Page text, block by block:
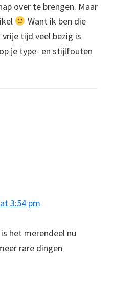
over te brengen. Maar
Want ik ben die
tijd veel bezig is
je type- en stijlfouten
3:54 pm
het merendeel nu
rare dingen